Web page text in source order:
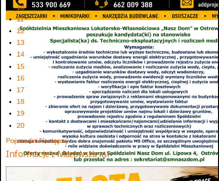
10
11
12
13
14
15
16
17
18
19
20
Poprzedni Następny
Informacje z Mazowsza 161